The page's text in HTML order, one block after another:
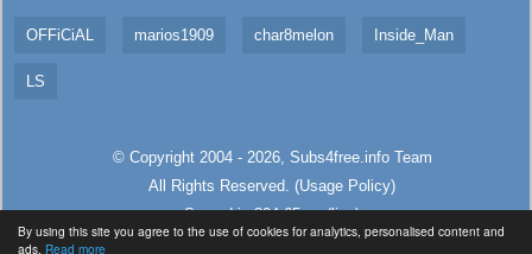
By using this site you agree to the use of cookies for analytics, personalised content and
ads. Read more
OFFiCiAL marios1909 char8melon Inside_Man
LS
© Copyright 2004 - 2026, Subs4free.infoTeam
All Rights Reserved. (Usage Policy)
Served in 304.65ms (live)